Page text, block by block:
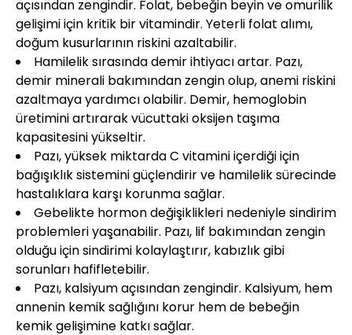
açısından zengindir. Folat, bebeğin beyin ve omurilik
gelişimi için kritik bir vitamindir. Yeterli folat alımı,
doğum kusurlarının riskini azaltabilir.
Hamilelik sırasında demir ihtiyacı artar. Pazı,
demir minerali bakımından zengin olup, anemi riskini
azaltmaya yardımcı olabilir. Demir, hemoglobin
üretimini artırarak vücuttaki oksijen taşıma
kapasitesini yükseltir.
Pazı, yüksek miktarda C vitamini içerdiği için
bağışıklık sistemini güçlendirir ve hamilelik sürecinde
hastalıklara karşı korunma sağlar.
Gebelikte hormon değişiklikleri nedeniyle sindirim
problemleri yaşanabilir. Pazı, lif bakımından zengin
olduğu için sindirimi kolaylaştırır, kabızlık gibi
sorunları hafifletebilir.
Pazı, kalsiyum açısından zengindir. Kalsiyum, hem
annenin kemik sağlığını korur hem de bebeğin
kemik gelişimine katkı sağlar.